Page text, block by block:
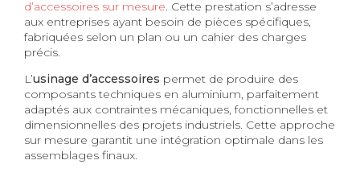
d’accessoires sur mesure. Cette prestation s’adresse
aux entreprises ayant besoin de pièces spécifiques,
fabriquées selon un plan ou un cahier des charges
précis.
L’usinage d’accessoires permet de produire des
composants techniques en aluminium, parfaitement
adaptés aux contraintes mécaniques, fonctionnelles et
dimensionnelles des projets industriels. Cette approche
sur mesure garantit une intégration optimale dans les
assemblages finaux.